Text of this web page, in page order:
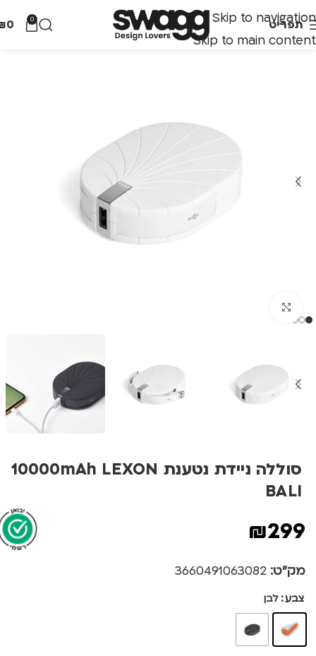
Skip to navigation
Skip to main content
תפריט 0
0
סוללה ניידת נטענת 10000mAh LEXON
BALI
₪299
מק"ט: 3660491063082
צבע לבן